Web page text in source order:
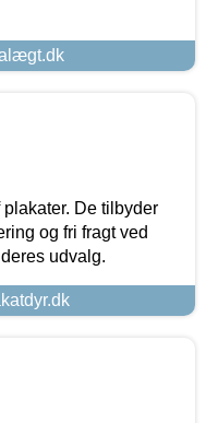
De tilbyder
og fri fragt ved
udvalg.